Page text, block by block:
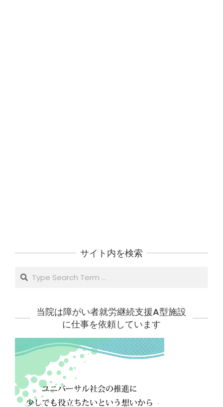
サイト内を検索
Search
当院は障がい者就労継続支援A型施設
に仕事を依頼しています